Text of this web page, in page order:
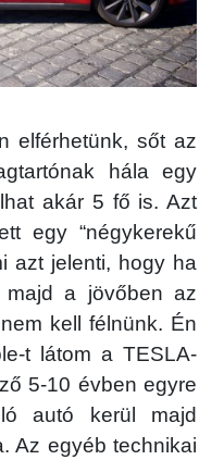
elférhetünk, sőt az
hála egy
akár 5 fő is. Azt
egy “négykerekű
azt jelenti, hogy ha
majd a jövőben az
kell félnünk. Én
t látom a TESLA-
5-10 évben egyre
autó kerül majd
Az egyéb technikai